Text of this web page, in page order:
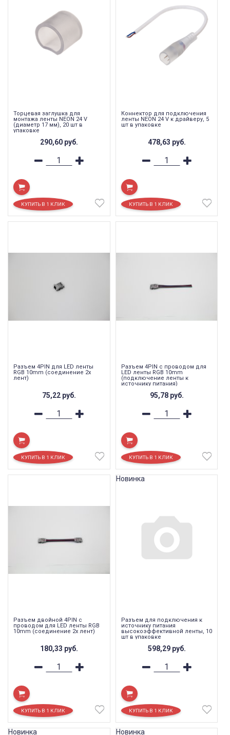
Торцевая заглушка для
монтажа ленты NEON 24 V
(диаметр 17 мм), 20 шт в
упаковке
290,60 руб.
Коннектор для подключения
ленты NEON 24 V к драйверу, 5
шт в упаковке
478,63 руб.
Разъем 4PIN для LED ленты
RGB 10mm (соединение 2х
лент)
75,22 руб.
Разъем 4PIN с проводом для
LED ленты RGB 10mm
(подключение ленты к
источнику питания)
95,78 руб.
Разъем двойной 4PIN с
проводом для LED ленты RGB
10mm (соединение 2х лент)
180,33 руб.
Разъем для подключения к
источнику питания
высокоэффективной ленты, 10
шт в упаковке
598,29 руб.
Новинка
Новинка Новинка